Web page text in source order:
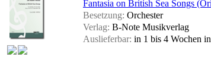
Fantasia on British Sea Songs
Besetzung: Orchester
Verlag: B-Note Musikverlag
Auslieferbar: in 1 bis 4 Wochen